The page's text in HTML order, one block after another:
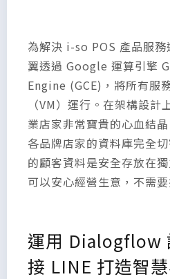
為解決 i-so POS 產品服
翼透過 Google 運算引擎
Engine (GCE)，將所有服
（VM）運行。在架構設
業店家非常寶貴的心血結
各品牌店家的資料庫完全
的顧客資料是安全存放在
可以安心經營生意，不需
運用 Dialogflow
接 LINE 打造智